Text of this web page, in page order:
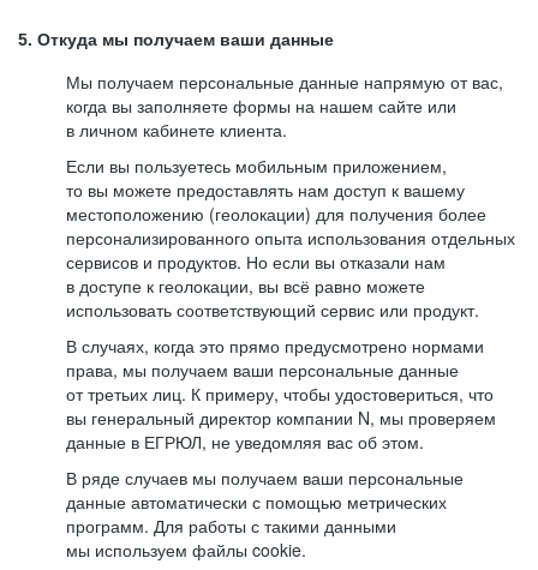
5. Откуда мы получаем ваши данные
Мы получаем персональные данные напрямую от вас,
когда вы заполняете формы на нашем сайте или
в личном кабинете клиента.
Если вы пользуетесь мобильным приложением,
то вы можете предоставлять нам доступ к вашему
местоположению (геолокации) для получения более
персонализированного опыта использования отдельных
сервисов и продуктов. Но если вы отказали нам
в доступе к геолокации, вы всё равно можете
использовать соответствующий сервис или продукт.
В случаях, когда это прямо предусмотрено нормами
права, мы получаем ваши персональные данные
от третьих лиц. К примеру, чтобы удостовериться, что
вы генеральный директор компании N, мы проверяем
данные в ЕГРЮЛ, не уведомляя вас об этом.
В ряде случаев мы получаем ваши персональные
данные автоматически с помощью метрических
программ. Для работы с такими данными
мы используем файлы cookie.